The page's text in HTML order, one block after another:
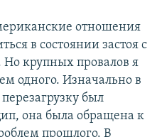
отношения
в состоянии застоя с
крупных провалов я
одного. Изначально в
был
она была обращена к
прошлого. В